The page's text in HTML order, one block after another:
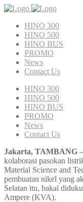
HINO 300
HINO 500
HINO BUS
PROMO
News
Contact Us
HINO 300
HINO 500
HINO BUS
PROMO
News
Contact Us
Jakarta, TAMBANG
kolaborasi pasokan
Material Science and
pembuatan nikel yang
Selatan itu, bakal
Ampere (KVA).